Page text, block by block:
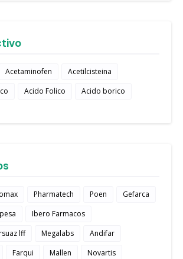
Acetaminofen
Acetilcisteina
Acido Folico Acido borico
Pharmatech Poen
Gefarca
Ibero Farmacos
lff
Megalabs
Andifar
Farqui Mallen
Novartis